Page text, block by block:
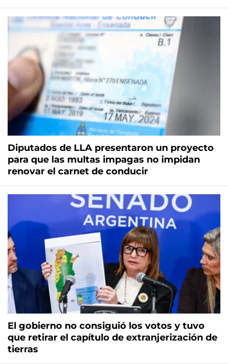
Diputados de LLA presentaron un proyecto
para que las multas impagas no impidan
renovar el carnet de conducir
El gobierno no consiguió los votos y tuvo
que retirar el capítulo de extranjerización de
tierras